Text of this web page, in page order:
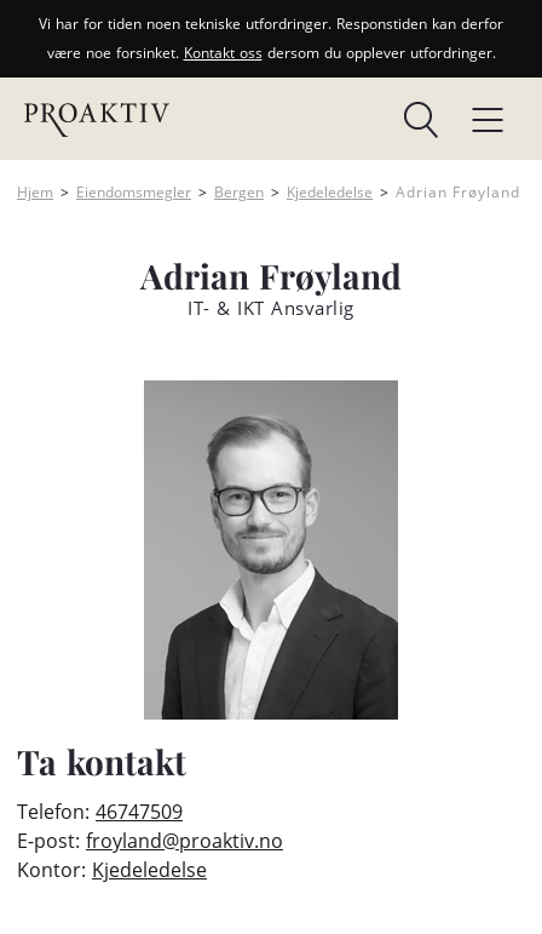
Vi har for tiden noen tekniske utfordringer. Responstiden kan derfor
være noe forsinket. Kontakt ossdersom du opplever utfordringer.
Hjem > Eiendomsmegler > Bergen > Kjedeledelse > Adrian Frøyland
Adrian Frøyland
IT- & IKT Ansvarlig
Ta kontakt
Telefon: 46747509
E-post: froyland@proaktiv.no
Kontor: Kjedeledelse